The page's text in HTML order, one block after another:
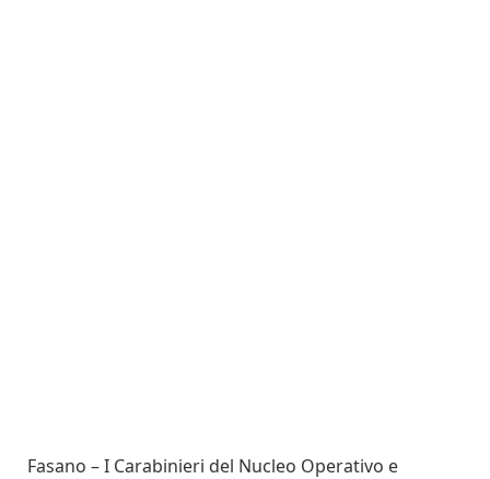
Fasano – I Carabinieri del Nucleo Operativo e